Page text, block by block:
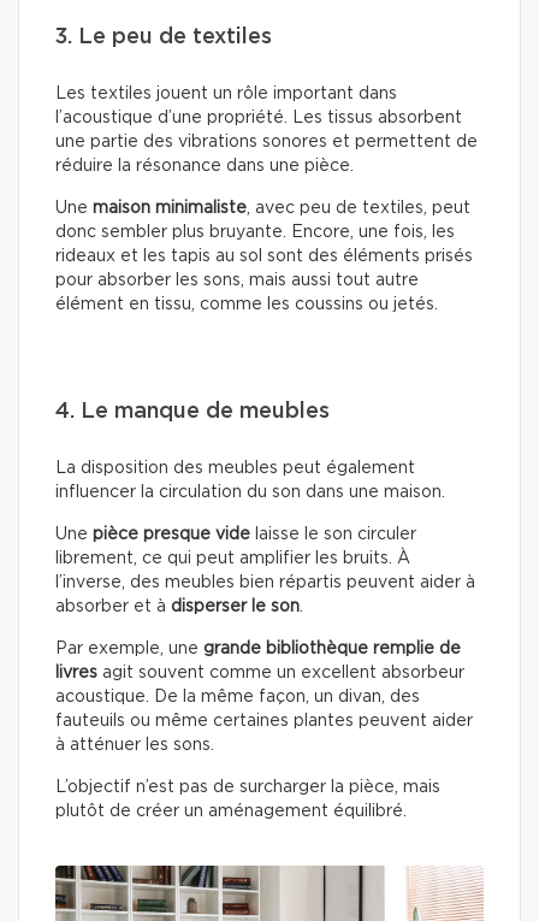
3. Le peu de textiles
Les textiles jouent un rôle important dans
l’acoustique d’une propriété. Les tissus absorbent
une partie des vibrations sonores et permettent de
réduire la résonance dans une pièce.
Une maison minimaliste, avec peu de textiles, peut
donc sembler plus bruyante. Encore, une fois, les
rideaux et les tapis au sol sont des éléments prisés
pour absorber les sons, mais aussi tout autre
élément en tissu, comme les coussins ou jetés.
4. Le manque de meubles
La disposition des meubles peut également
influencer la circulation du son dans une maison.
Une pièce presque vide laisse le son circuler
librement, ce qui peut amplifier les bruits. À
l’inverse, des meubles bien répartis peuvent aider à
absorber et à disperser le son.
Par exemple, une grande bibliothèque remplie de
livres agit souvent comme un excellent absorbeur
acoustique. De la même façon, un divan, des
fauteuils ou même certaines plantes peuvent aider
à atténuer les sons.
L’objectif n’est pas de surcharger la pièce, mais
plutôt de créer un aménagement équilibré.